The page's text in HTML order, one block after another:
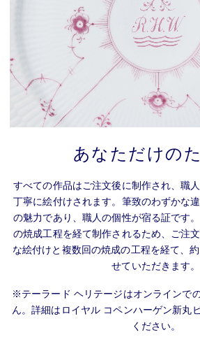
あなただけの
すべての作品はご注文後に制作され、職
丁寧に絵付けされます。筆致のわずかな
の魅力であり、職人の個性が宿る証です
の焼成工程を経て制作されるため、ご注
な絵付けと複数回の焼成の工程を経て、
せていただきます。
※テーラード ヘリテージはオンラインで
ん。詳細はロイヤル コペンハーゲン新丸
ください。